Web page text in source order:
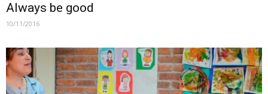
Always be good
10/11/2016